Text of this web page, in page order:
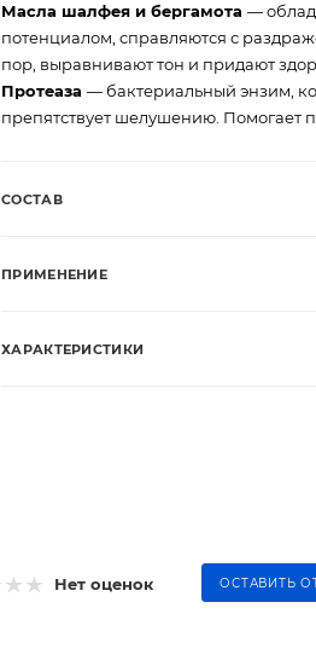
Масла шалфея и бергамота —
потенциалом, справляются с
пор, выравнивают тон и придают
Протеаза — бактериальный энзим,
препятствует шелушению. Помогает
СОСТАВ
ПРИМЕНЕНИЕ
ХАРАКТЕРИСТИКИ
Нет оценок ОСТАВИТЬ